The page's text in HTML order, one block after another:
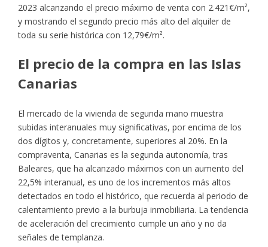
2023 alcanzando el precio máximo de venta con 2.421€/m²,
y mostrando el segundo precio más alto del alquiler de
toda su serie histórica con 12,79€/m².
El precio de la compra en las Islas
Canarias
El mercado de la vivienda de segunda mano muestra
subidas interanuales muy significativas, por encima de los
dos dígitos y, concretamente, superiores al 20%. En la
compraventa, Canarias es la segunda autonomía, tras
Baleares, que ha alcanzado máximos con un aumento del
22,5% interanual, es uno de los incrementos más altos
detectados en todo el histórico, que recuerda al periodo de
calentamiento previo a la burbuja inmobiliaria. La tendencia
de aceleración del crecimiento cumple un año y no da
señales de templanza.